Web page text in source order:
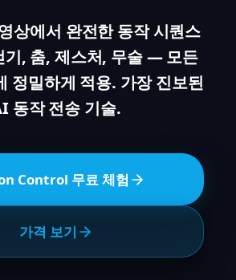
상에서 완전한 동작 시퀀스
, 춤, 제스처, 무술 — 모든
정밀하게 적용. 가장 진보된
동작 전송 기술.
Control 무료 체험
가격 보기